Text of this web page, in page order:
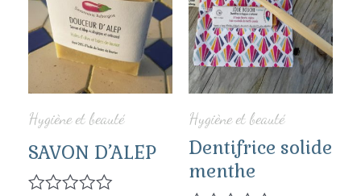
Hygiène et beauté
SAVON D’ALEP
Hygiène et beauté
Dentifrice solide
menthe